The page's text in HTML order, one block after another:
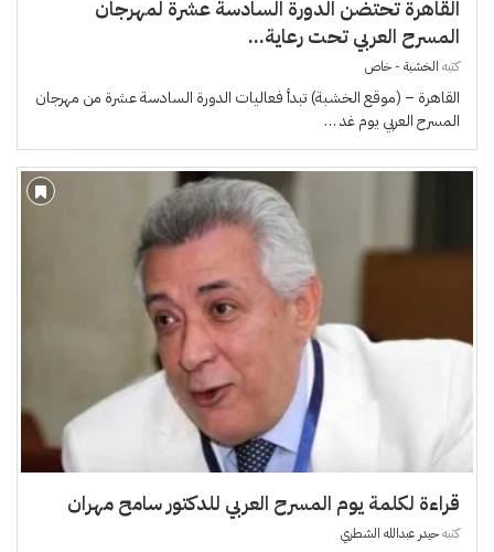
القاهرة تحتضن الدورة السادسة عشرة لمهرجان
المسرح العربي تحت رعاية...
كتبه الخشبة - خاص
القاهرة – (موقع الخشبة) تبدأ فعاليات الدورة السادسة عشرة من مهرجان
المسرح العربي يوم غد …
قراءة لكلمة يوم المسرح العربي للدكتور سامح مهران
كتبهحيدر عبدالله الشطري